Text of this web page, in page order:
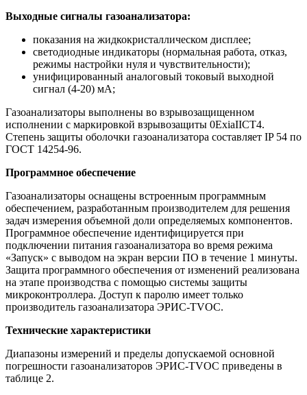
Выходные сигналы газоанализатора:
показания на жидкокристаллическом дисплее;
светодиодные индикаторы (нормальная работа, отказ,
режимы настройки нуля и чувствительности);
унифицированный аналоговый токовый выходной
сигнал (4-20) мА;
Газоанализаторы выполнены во взрывозащищенном
исполнении с маркировкой взрывозащиты 0ExiaIICT4.
Степень защиты оболочки газоанализатора составляет IP 54 по
ГОСТ 14254-96.
Программное обеспечение
Газоанализаторы оснащены встроенным программным
обеспечением, разработанным производителем для решения
задач измерения объемной доли определяемых компонентов.
Программное обеспечение идентифицируется при
подключении питания газоанализатора во время режима
«Запуск» с выводом на экран версии ПО в течение 1 минуты.
Защита программного обеспечения от изменений реализована
на этапе производства с помощью системы защиты
микроконтроллера. Доступ к паролю имеет только
производитель газоанализатора ЭРИС-TVOC.
Технические характеристики
Диапазоны измерений и пределы допускаемой основной
погрешности газоанализаторов ЭРИС-TVOC приведены в
таблице 2.